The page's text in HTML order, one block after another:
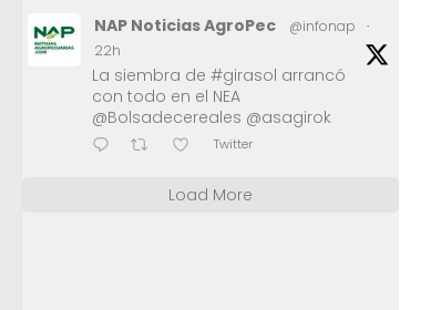
NAP Noticias AgroPec @infonap
·
22h
La siembra de #girasol arrancó
con todo en el NEA
@Bolsadecereales @asagirok
Twitter
Load More